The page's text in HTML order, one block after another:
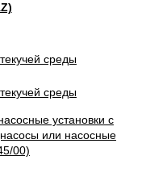
установки с
или насосные
00)